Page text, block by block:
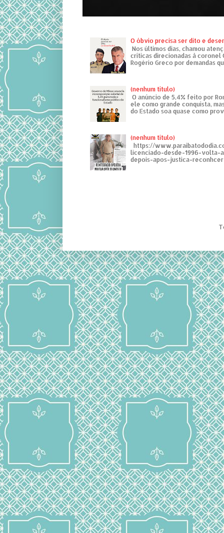
O óbvio precisa ser dito e
Nos últimos dias, chamou
críticas direcionadas à coronel
Rogério Greco por demandas
(nenhum título)
O anúncio de 5,4% feito por
ele como grande conquista,
do Estado soa quase como
(nenhum título)
https://
licenciado-desde-1996-volta-
depois-apos-justica-